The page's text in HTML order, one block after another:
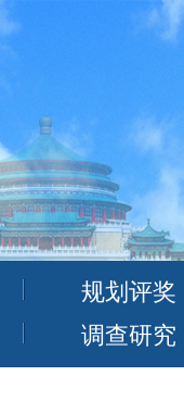
规划评奖
调查研究